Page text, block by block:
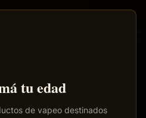
tu edad
de vapeo destinados
· 100% productos originales